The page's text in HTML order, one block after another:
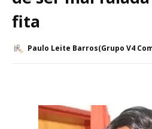
fita
Paulo Leite Barros(Grupo V4